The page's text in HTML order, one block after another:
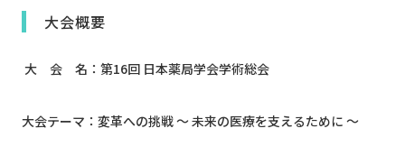
大会概要
大 会 名：第16回 日本薬局学会学術総会
大会テーマ：変革への挑戦 ～ 未来の医療を支えるために ～